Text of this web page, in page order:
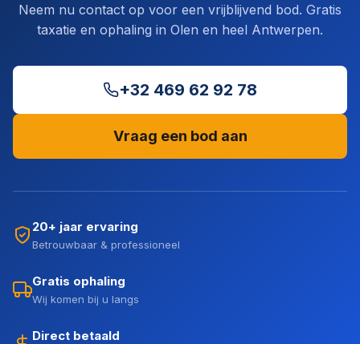
Neem nu contact op voor een vrijblijvend bod. Gratis
taxatie en ophaling in Olen en heel Antwerpen.
+32 469 62 92 78
Vraag een bod aan
20+ jaar ervaring
Betrouwbaar & professioneel
Gratis ophaling
Wij komen bij u langs
Direct betaald